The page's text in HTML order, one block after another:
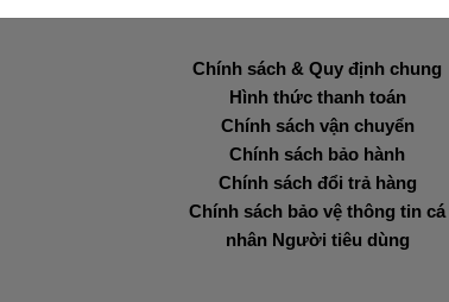
Chính sách & Quy định chung
Hình thức thanh toán
Chính sách vận chuyển
Chính sách bảo hành
Chính sách đổi trả hàng
Chính sách bảo vệ thông tin cá
nhân Người tiêu dùng